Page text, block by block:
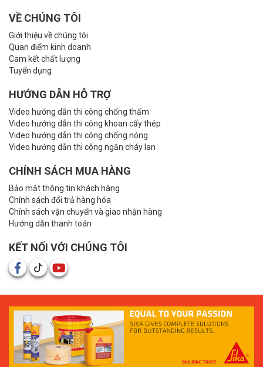
VỀ CHÚNG TÔI
Giới thiệu về chúng tôi
Quan điểm kinh doanh
Cam kết chất lượng
Tuyển dụng
HƯỚNG DẪN HỖ TRỢ
Video hướng dẫn thi công chống thấm
Video hướng dẫn thi công khoan cấy thép
Video hướng dẫn thi công chống nóng
Video hướng dẫn thi công ngăn cháy lan
CHÍNH SÁCH MUA HÀNG
Bảo mật thông tin khách hàng
Chính sách đổi trả hàng hóa
Chính sách vận chuyển và giao nhận hàng
Hướng dẫn thanh toán
KẾT NỐI VỚI CHÚNG TÔI